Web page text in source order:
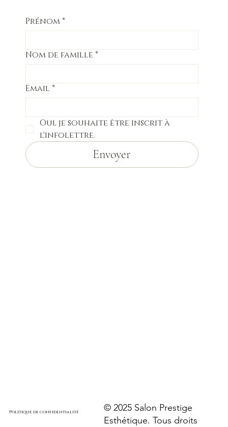
Prénom*
Nom de famille *
Email *
Oui, je souhaite être inscrit à
l'infolettre.
Envoyer
Politique de confidentialité
© 2025 Salon Prestige
Esthétique. Tous droits